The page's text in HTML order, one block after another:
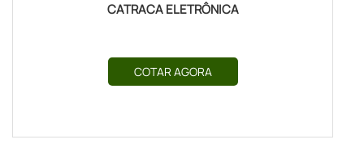
CATRACA ELETRÔNICA
COTAR AGORA